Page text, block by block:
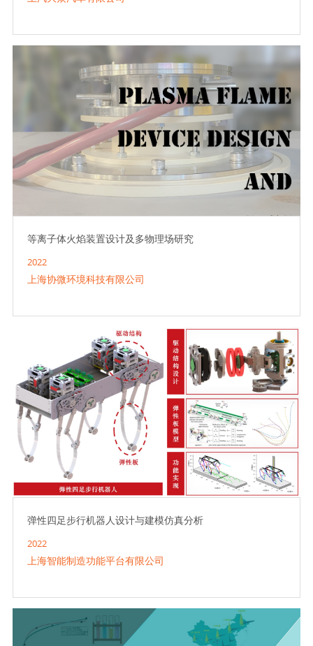
等离子体火焰装置设计及多物理场研究
2022
上海协微环境科技有限公司
弹性四足步行机器人设计与建模仿真分析
2022
上海智能制造功能平台有限公司